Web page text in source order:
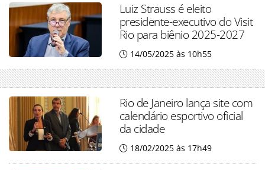
Luiz Strauss é eleito
presidente-executivo do Visit
Rio para biênio 2025-2027
14/05/2025 às 10h55
Rio de Janeiro lança site com
calendário esportivo oficial
da cidade
18/02/2025 às 17h49